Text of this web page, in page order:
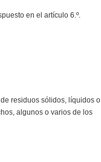
en el artículo 6.º.
residuos sólidos, líquidos o
algunos o varios de los